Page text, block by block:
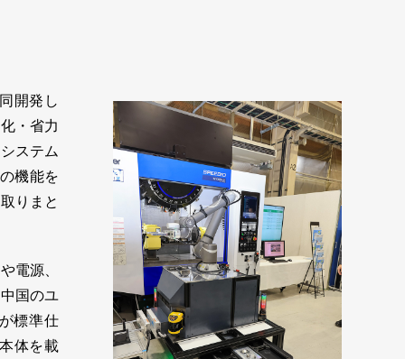
開発し
・省力
ステム
機能を
りまと
電源、
国のユ
標準仕
体を載